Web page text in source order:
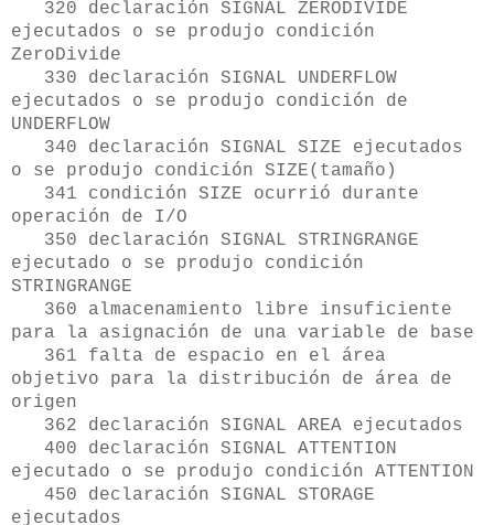
320 declaración SIGNAL ZERODIVIDE
ejecutados o se produjo condición
ZeroDivide
330 declaración SIGNAL UNDERFLOW
ejecutados o se produjo condición de
UNDERFLOW
340 declaración SIGNAL SIZE ejecutados
o se produjo condición SIZE(tamaño)
341 condición SIZE ocurrió durante
operación de I/O
350 declaración SIGNAL STRINGRANGE
ejecutado o se produjo condición
STRINGRANGE
360 almacenamiento libre insuficiente
para la asignación de una variable de base
361 falta de espacio en el área
objetivo para la distribución de área de
origen
362 declaración SIGNAL AREA ejecutados
400 declaración SIGNAL ATTENTION
ejecutado o se produjo condición ATTENTION
450 declaración SIGNAL STORAGE
ejecutados